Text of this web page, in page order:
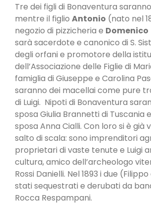
Tre dei figli di Bonaventura
mentre il figlio Antonio (nato nel
negozio di pizzicheria e Domenico
sarà sacerdote e canonico di S.
degli orfani e promotore della
dell’Associazione delle Figlie di
famiglia di Giuseppe e Carolina
saranno dei macellai come pure
di Luigi. Nipoti di Bonaventura
sposa Giulia Brannetti di Tuscania e
sposa Anna Cialli. Con loro si è già
salto di scala: sono imprenditori
proprietari di vaste tenute e Luigi
cultura, amico dell’archeologo
Rossi Danielli. Nel 1893 i due
stati sequestrati e derubati da
Rocca Respampani.